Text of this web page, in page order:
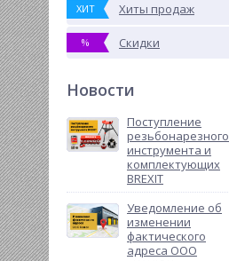
ХИТ Хиты продаж
% Скидки
Новости
Поступление
резьбонарезного
инструмента и
комплектующих
BREXIT
Уведомление об
изменении
фактического
адреса ООО